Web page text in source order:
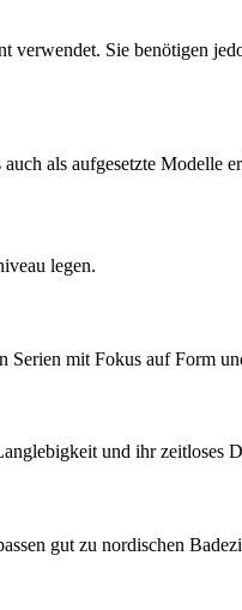
Sie benötigen
als aufgesetzte
legen.
Serien mit Fokus auf Form
und ihr zeitloses
gut zu nordischen